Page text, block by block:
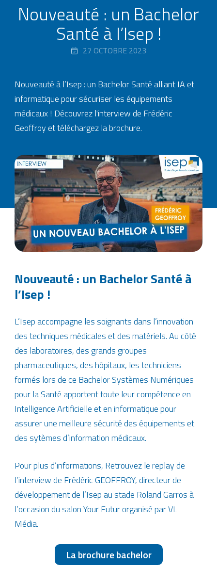
Nouveauté : un Bachelor
Santé à l’Isep !
27 OCTOBRE 2023
Nouveauté à l’Isep : un Bachelor Santé alliant IA et
informatique pour sécuriser les équipements
médicaux ! Découvrez l'interview de Frédéric
Geoffroy et téléchargez la brochure.
Nouveauté : un Bachelor Santé à
l’Isep !
L’Isep accompagne les soignants dans l’innovation
des techniques médicales et des matériels. Au côté
des laboratoires, des grands groupes
pharmaceutiques, des hôpitaux, les techniciens
formés lors de ce Bachelor Systèmes Numériques
pour la Santé apportent toute leur compétence en
Intelligence Artificielle et en informatique pour
assurer une meilleure sécurité des équipements et
des sytèmes d’information médicaux.
Pour plus d’informations, Retrouvez le replay de
l’interview de Frédéric GEOFFROY, directeur de
développement de l’Isep au stade Roland Garros à
l’occasion du salon Your Futur organisé par VL
Média.
La brochure bachelor